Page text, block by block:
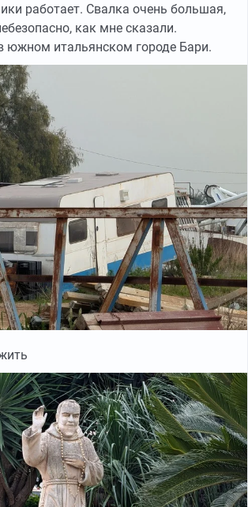
работает. Свалка очень большая,
как мне сказали.
южном итальянском городе Бари.